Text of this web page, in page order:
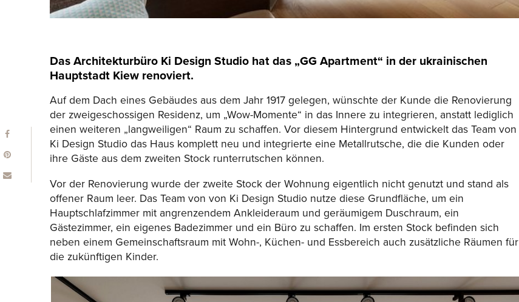
Das Architekturbüro Ki Design Studio hat das „GG Apartment“ in der ukrainischen
Hauptstadt Kiew renoviert.
Auf dem Dach eines Gebäudes aus dem Jahr 1917 gelegen, wünschte der Kunde die Renovierung
der zweigeschossigen Residenz, um „Wow-Momente“ in das Innere zu integrieren, anstatt lediglich
einen weiteren „langweiligen“ Raum zu schaffen. Vor diesem Hintergrund entwickelt das Team von
Ki Design Studio das Haus komplett neu und integrierte eine Metallrutsche, die die Kunden oder
ihre Gäste aus dem zweiten Stock runterrutschen können.
Vor der Renovierung wurde der zweite Stock der Wohnung eigentlich nicht genutzt und stand als
offener Raum leer. Das Team von von Ki Design Studio nutze diese Grundfläche, um ein
Hauptschlafzimmer mit angrenzendem Ankleideraum und geräumigem Duschraum, ein
Gästezimmer, ein eigenes Badezimmer und ein Büro zu schaffen. Im ersten Stock befinden sich
neben einem Gemeinschaftsraum mit Wohn-, Küchen- und Essbereich auch zusätzliche Räumen für
die zukünftigen Kinder.